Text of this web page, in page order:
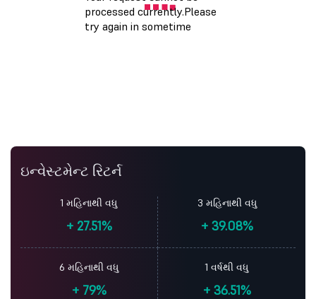
ઇન્વેસ્ટમેન્ટ રિટર્ન
1 મહિનાથી વધુ
+27.51%
3 મહિનાથી વધુ
+39.08%
6 મહિનાથી વધુ
+79%
1 વર્ષથી વધુ
+36.51%